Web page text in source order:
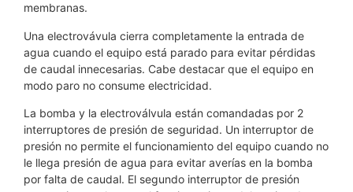
membranas.
Una electrovávula cierra completamente la entrada de
agua cuando el equipo está parado para evitar pérdidas
de caudal innecesarias. Cabe destacar que el equipo en
modo paro no consume electricidad.
La bomba y la electroválvula están comandadas por 2
interruptores de presión de seguridad. Un interruptor de
presión no permite el funcionamiento del equipo cuando no
le llega presión de agua para evitar averías en la bomba
por falta de caudal. El segundo interruptor de presión